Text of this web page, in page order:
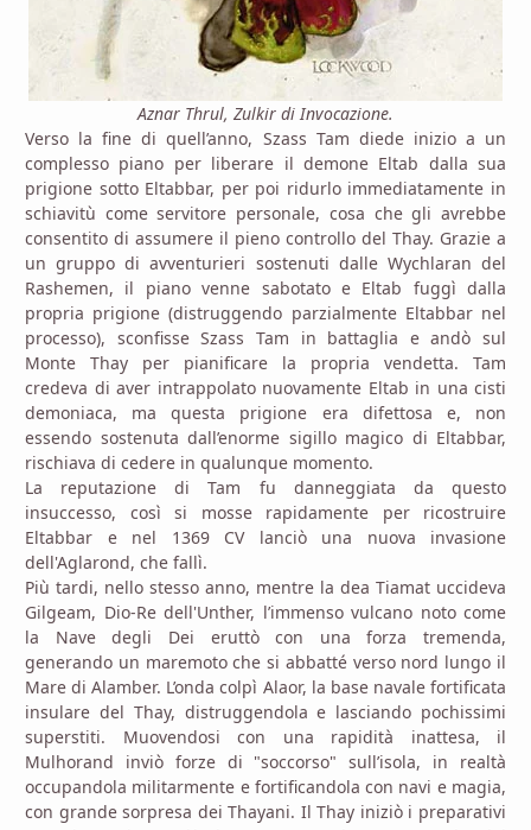
Aznar Thrul, Zulkir di Invocazione.
Verso la fine di quell’anno, Szass Tam diede inizio a un
complesso piano per liberare il demone Eltab dalla sua
prigione sotto Eltabbar, per poi ridurlo immediatamente in
schiavitù come servitore personale, cosa che gli avrebbe
consentito di assumere il pieno controllo del Thay. Grazie a
un gruppo di avventurieri sostenuti dalle Wychlaran del
Rashemen, il piano venne sabotato e Eltab fuggì dalla
propria prigione (distruggendo parzialmente Eltabbar nel
processo), sconfisse Szass Tam in battaglia e andò sul
Monte Thay per pianificare la propria vendetta. Tam
credeva di aver intrappolato nuovamente Eltab in una cisti
demoniaca, ma questa prigione era difettosa e, non
essendo sostenuta dall’enorme sigillo magico di Eltabbar,
rischiava di cedere in qualunque momento.
La reputazione di Tam fu danneggiata da questo
insuccesso, così si mosse rapidamente per ricostruire
Eltabbar e nel 1369 CV lanciò una nuova invasione
dell'Aglarond, che fallì.
Più tardi, nello stesso anno, mentre la dea Tiamat uccideva
Gilgeam, Dio-Re dell'Unther, l’immenso vulcano noto come
la Nave degli Dei eruttò con una forza tremenda,
generando un maremoto che si abbatté verso nord lungo il
Mare di Alamber. L’onda colpì Alaor, la base navale fortificata
insulare del Thay, distruggendola e lasciando pochissimi
superstiti. Muovendosi con una rapidità inattesa, il
Mulhorand inviò forze di "soccorso" sull’isola, in realtà
occupandola militarmente e fortificandola con navi e magia,
con grande sorpresa dei Thayani. Il Thay iniziò i preparativi